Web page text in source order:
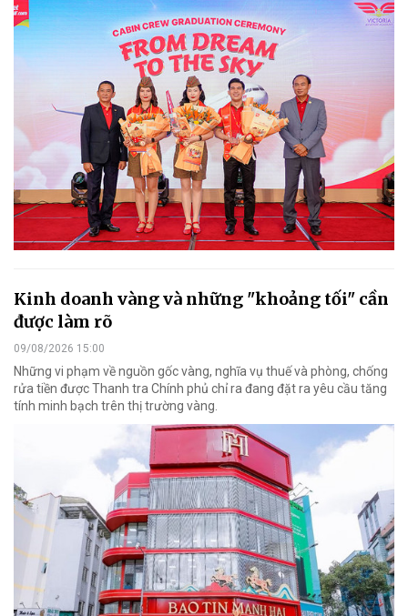
Kinh doanh vàng và những "khoảng tối" cần
được làm rõ
09/08/2026 15:00
Những vi phạm về nguồn gốc vàng, nghĩa vụ thuế và phòng, chống
rửa tiền được Thanh tra Chính phủ chỉ ra đang đặt ra yêu cầu tăng
tính minh bạch trên thị trường vàng.